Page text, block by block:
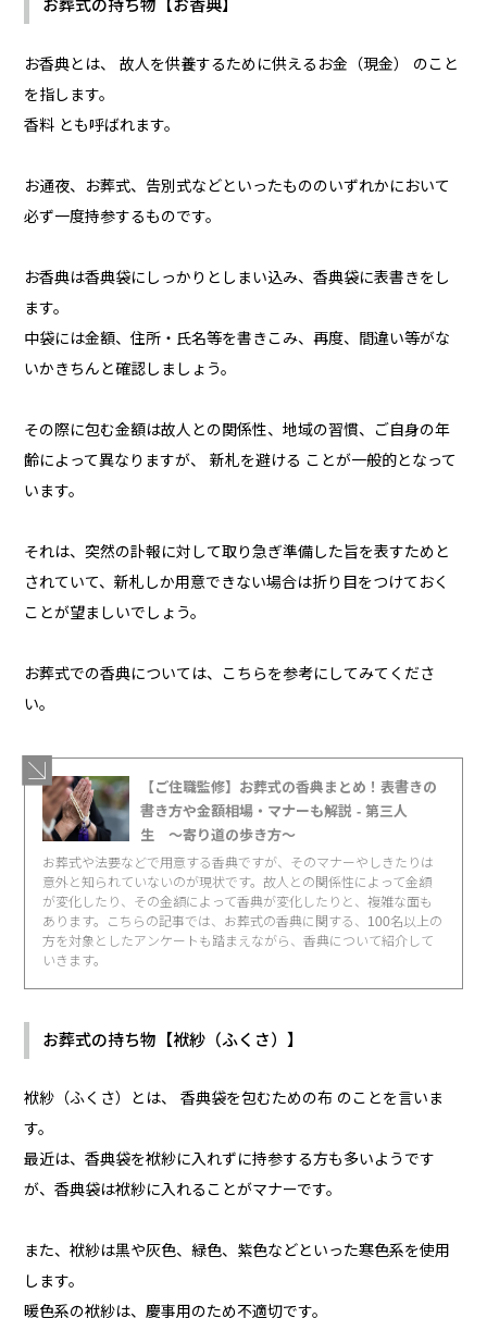
お葬式の持ち物【お香典】
お香典とは、 故人を供養するために供えるお金（現金） のこと
を指します。
香料 とも呼ばれます。
お通夜、お葬式、告別式などといったもののいずれかにおいて
必ず一度持参するものです。
お香典は香典袋にしっかりとしまい込み、香典袋に表書きをし
ます。
中袋には金額、住所・氏名等を書きこみ、再度、間違い等がな
いかきちんと確認しましょう。
その際に包む金額は故人との関係性、地域の習慣、ご自身の年
齢によって異なりますが、 新札を避ける ことが一般的となって
います。
それは、突然の訃報に対して取り急ぎ準備した旨を表すためと
されていて、新札しか用意できない場合は折り目をつけておく
ことが望ましいでしょう。
お葬式での香典については、こちらを参考にしてみてくださ
い。
【ご住職監修】お葬式の香典まとめ！表書きの
書き方や金額相場・マナーも解説 - 第三人
生 〜寄り道の歩き方〜
お葬式や法要などで用意する香典ですが、そのマナーやしきたりは
意外と知られていないのが現状です。故人との関係性によって金額
が変化したり、その金額によって香典が変化したりと、複雑な面も
あります。こちらの記事では、お葬式の香典に関する、100名以上の
方を対象としたアンケートも踏まえながら、香典について紹介して
いきます。
お葬式の持ち物【袱紗（ふくさ）】
袱紗（ふくさ）とは、 香典袋を包むための布 のことを言いま
す。
最近は、香典袋を袱紗に入れずに持参する方も多いようです
が、香典袋は袱紗に入れることがマナーです。
また、袱紗は黒や灰色、緑色、紫色などといった寒色系を使用
します。
暖色系の袱紗は、慶事用のため不適切です。